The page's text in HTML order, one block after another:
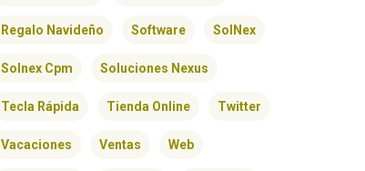
Regalo Navideño Software SolNex
Solnex Cpm Soluciones Nexus
Tecla Rápida Tienda Online Twitter
Vacaciones Ventas Web